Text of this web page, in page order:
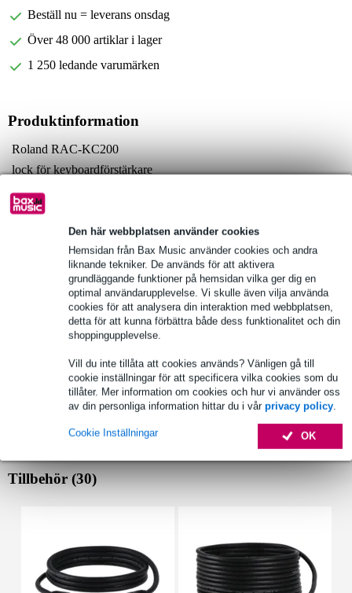
Den här webbplatsen använder cookies
Hemsidan från Bax Music använder cookies och andra
liknande tekniker. De används för att aktivera
grundläggande funktioner på hemsidan vilka ger dig en
optimal användarupplevelse. Vi skulle även vilja använda
cookies för att analysera din interaktion med webbplatsen,
detta för att kunna förbättra både dess funktionalitet och din
shoppingupplevelse.
Vill du inte tillåta att cookies används? Vänligen gå till
cookie inställningar för att specificera vilka cookies som du
tillåter. Mer information om cookies och hur vi använder oss
av din personliga information hittar du i vår privacy policy.
OK
Cookie Inställningar
Beställ nu = leverans onsdag
Över 48 000 artiklar i lager
1 250 ledande varumärken
Produktinformation
Roland RAC-KC200
lock för keyboardförstärkare
lämplig för Roland KC-200 och KC-150
Fullständiga specifikationer
Se även (2)
Tillbehör (30)